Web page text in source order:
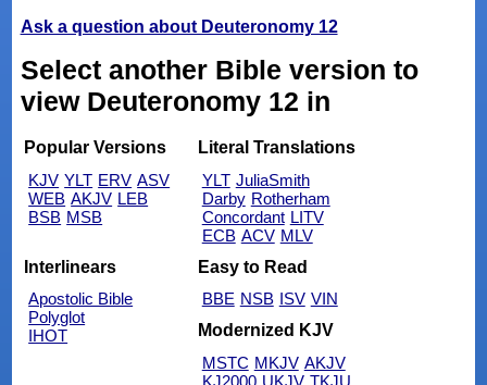
Ask a question about Deuteronomy 12
Select another Bible version to
view Deuteronomy 12 in
Popular Versions
KJV YLT ERV ASV
WEB AKJV LEB
BSB MSB
Literal Translations
YLT JuliaSmith
Darby Rotherham
Concordant LITV
ECB ACV MLV
Interlinears
Apostolic Bible
Polyglot
IHOT
Easy to Read
BBE NSB ISV VIN
Modernized KJV
MSTC MKJV AKJV
KJ2000 UKJV TKJU